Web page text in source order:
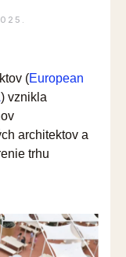
.
(European
) vznikla
architektov a
trhu